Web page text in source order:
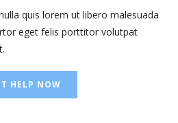
quis lorem ut libero malesuada
eget felis porttitor volutpat
HELP NOW